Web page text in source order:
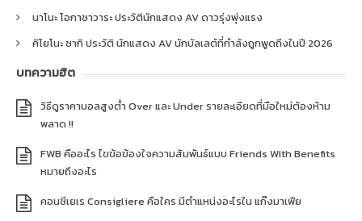
นาโนะ โอกาซาวาระ ประวัตินักแสดง AV ดาวรุ่งพุ่งแรง
คิโยโนะ ซากิ ประวัติ นักแสดง AV นักบัลเลต์ที่กำลังถูกพูดถึงในปี 2026
บทความฮิต
วิธีดูราคาบอลสูงต่ำ Over และ Under รายละเอียดที่มือใหม่ต้องห้าม
พลาด !!
FWB คืออะไร ไขข้อข้องใจความสัมพันธ์แบบ Friends With Benefits
หมายถึงอะไร
คอนซีเยเร Consigliere คือใคร มีตำแหน่งอะไรใน แก๊งมาเฟีย